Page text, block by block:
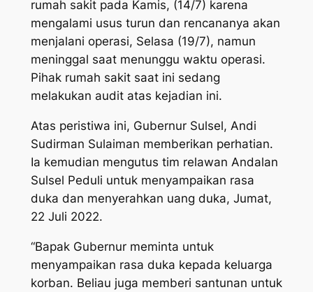
rumah sakit pada Kamis, (14/7) karena
mengalami usus turun dan rencananya akan
menjalani operasi, Selasa (19/7), namun
meninggal saat menunggu waktu operasi.
Pihak rumah sakit saat ini sedang
melakukan audit atas kejadian ini.
Atas peristiwa ini, Gubernur Sulsel, Andi
Sudirman Sulaiman memberikan perhatian.
Ia kemudian mengutus tim relawan Andalan
Sulsel Peduli untuk menyampaikan rasa
duka dan menyerahkan uang duka, Jumat,
22 Juli 2022.
“Bapak Gubernur meminta untuk
menyampaikan rasa duka kepada keluarga
korban. Beliau juga memberi santunan untuk